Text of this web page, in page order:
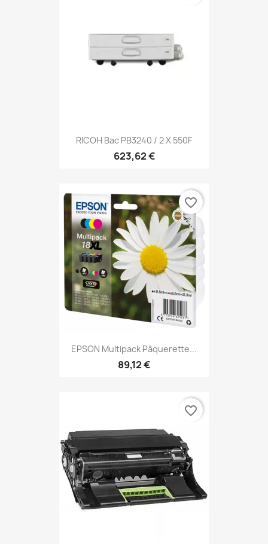
RICOH Bac PB3240 / 2 X 550F
623,62 €
EPSON Multipack Pâquerette...
89,12 €
favorite_border
favorite_border